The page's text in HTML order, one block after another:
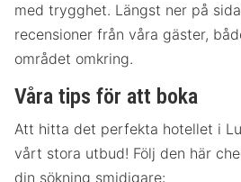
med trygghet. Längst ner på
recensioner från våra gäster,
området omkring.
Våra tips för att boka
Att hitta det perfekta hotellet i
vårt stora utbud! Följ den här
din sökning smidigare: